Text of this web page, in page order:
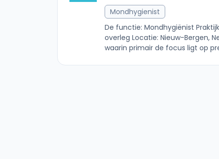
Mondhygienist
De functie: Mondhygiënist
overleg Locatie: Nieuw-Bergen,
waarin primair de focus ligt op